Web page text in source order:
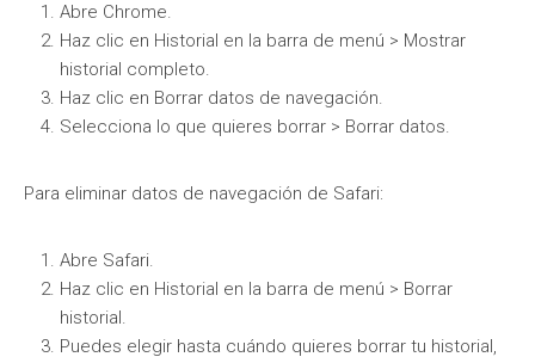
Abre Chrome.
Haz clic en Historial en la barra de menú > Mostrar
historial completo.
Haz clic en Borrar datos de navegación.
Selecciona lo que quieres borrar > Borrar datos.
Para eliminar datos de navegación de Safari:
Abre Safari.
Haz clic en Historial en la barra de menú > Borrar
historial.
Puedes elegir hasta cuándo quieres borrar tu historial,